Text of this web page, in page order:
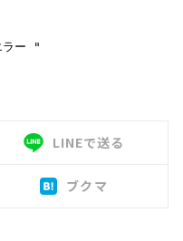
LINEで送る
ブクマ